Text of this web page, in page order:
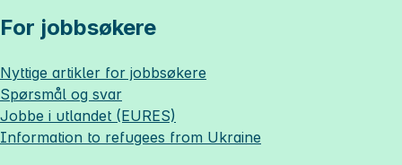
For jobbsøkere
Nyttige artikler for jobbsøkere
Spørsmål og svar
Jobbe i utlandet (EURES)
Information to refugees from Ukraine